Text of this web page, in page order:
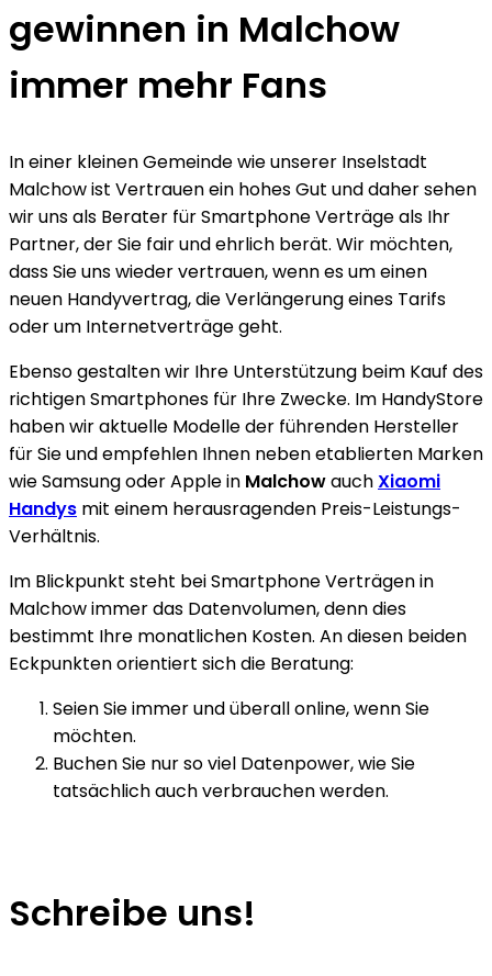
gewinnen in Malchow
immer mehr Fans
In einer kleinen Gemeinde wie unserer Inselstadt
Malchow ist Vertrauen ein hohes Gut und daher sehen
wir uns als Berater für Smartphone Verträge als Ihr
Partner, der Sie fair und ehrlich berät. Wir möchten,
dass Sie uns wieder vertrauen, wenn es um einen
neuen Handyvertrag, die Verlängerung eines Tarifs
oder um Internetverträge geht.
Ebenso gestalten wir Ihre Unterstützung beim Kauf des
richtigen Smartphones für Ihre Zwecke. Im HandyStore
haben wir aktuelle Modelle der führenden Hersteller
für Sie und empfehlen Ihnen neben etablierten Marken
wie Samsung oder Apple in MalchowauchXiaomi
Handys mit einem herausragenden Preis-Leistungs-
Verhältnis.
Im Blickpunkt steht bei Smartphone Verträgen in
Malchow immer das Datenvolumen, denn dies
bestimmt Ihre monatlichen Kosten. An diesen beiden
Eckpunkten orientiert sich die Beratung:
Seien Sie immer und überall online, wenn Sie
möchten.
Buchen Sie nur so viel Datenpower, wie Sie
tatsächlich auch verbrauchen werden.
Schreibe uns!